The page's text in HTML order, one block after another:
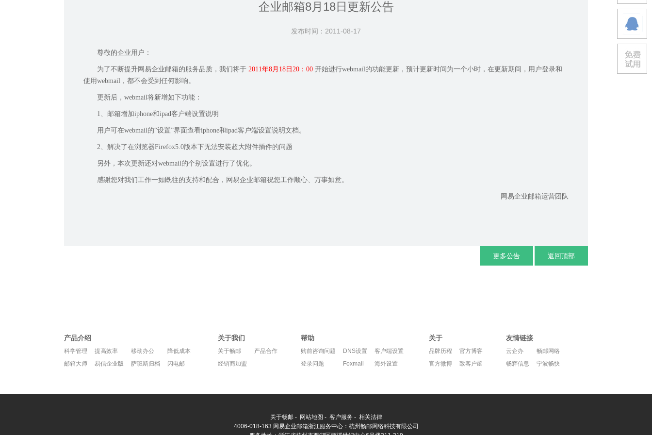
企业邮箱8月18日更新公告
发布时间：2011-08-17
尊敬的企业用户：
为了不断提升网易企业邮箱的服务品质，我们将于 2011年8月18日20：00 开始进行webmail的功能更新，预计更新时间为一个小时，在更新期间，用户登录和
使用webmail，都不会受到任何影响。
更新后，webmail将新增如下功能：
1、邮箱增加iphone和ipad客户端设置说明
用户可在webmail的“设置”界面查看iphone和ipad客户端设置说明文档。
2、解决了在浏览器Firefox5.0版本下无法安装超大附件插件的问题
另外，本次更新还对webmail的个别设置进行了优化。
感谢您对我们工作一如既往的支持和配合，网易企业邮箱祝您工作顺心、万事如意。
网易企业邮箱运营团队
更多公告 返回顶部
产品介绍
科学管理
邮箱大师
提高效率
易信企业版
移动办公
萨班斯归档
降低成本
闪电邮
关于我们
关于畅邮
经销商加盟
产品合作
帮助
购前咨询问题
登录问题
DNS设置
Foxmail
客户端设置
海外设置
关于
品牌历程
官方微博
官方博客
致客户函
友情链接
云企办
畅辉信息
畅邮网络
宁波畅快
关于畅邮- 网站地图 - 客户服务 - 相关法律
4006-018-163 网易企业邮箱浙江服务中心：杭州畅邮网络科技有限公司